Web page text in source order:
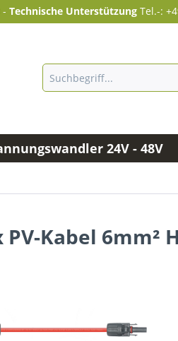
- Technische Unterstützung Tel.-:
24V - 48V
Kabel 6mm²